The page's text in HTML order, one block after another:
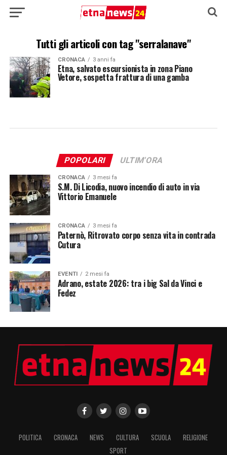
Tutti gli articoli con tag "serralanave"
CRONACA 3 anni fa
Etna, salvato escursionista in zona Piano
Vetore, sospetta frattura di una gamba
POPOLARI ULTIM'ORA
CRONACA 3 mesi fa
S.M. Di Licodia, nuovo incendio di auto in via
Vittorio Emanuele
CRONACA 3 mesi fa
Paternò, Ritrovato corpo senza vita in contrada
Cutura
EVENTI 2 mesi fa
Adrano, estate 2026: tra i big Sal da Vinci e
Fedez
POLITICA CRONACA NEWS CULTURA SCUOLA
RELIGIONE
SPORT